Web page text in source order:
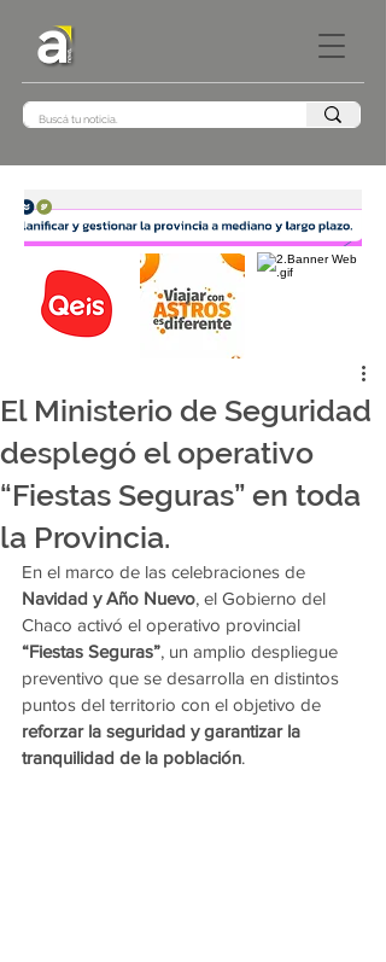
El Ministerio de Seguridad
desplegó el operativo
“Fiestas Seguras” en toda
la Provincia.
En el marco de las celebraciones de
Navidad y Año Nuevo, el Gobierno del
Chaco activó el operativo provincial
“Fiestas Seguras”, un amplio despliegue
preventivo que se desarrolla en distintos
puntos del territorio con el objetivo de
reforzar la seguridad y garantizar la
tranquilidad de la población.